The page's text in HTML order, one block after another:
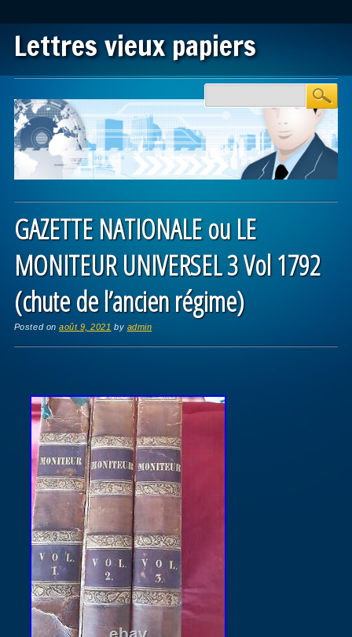
Lettres vieux papiers
Main menu
GAZETTE NATIONALE ou LE
MONITEUR UNIVERSEL 3 Vol 1792
(chute de l’ancien régime)
Posted onaoût 9, 2021 by admin